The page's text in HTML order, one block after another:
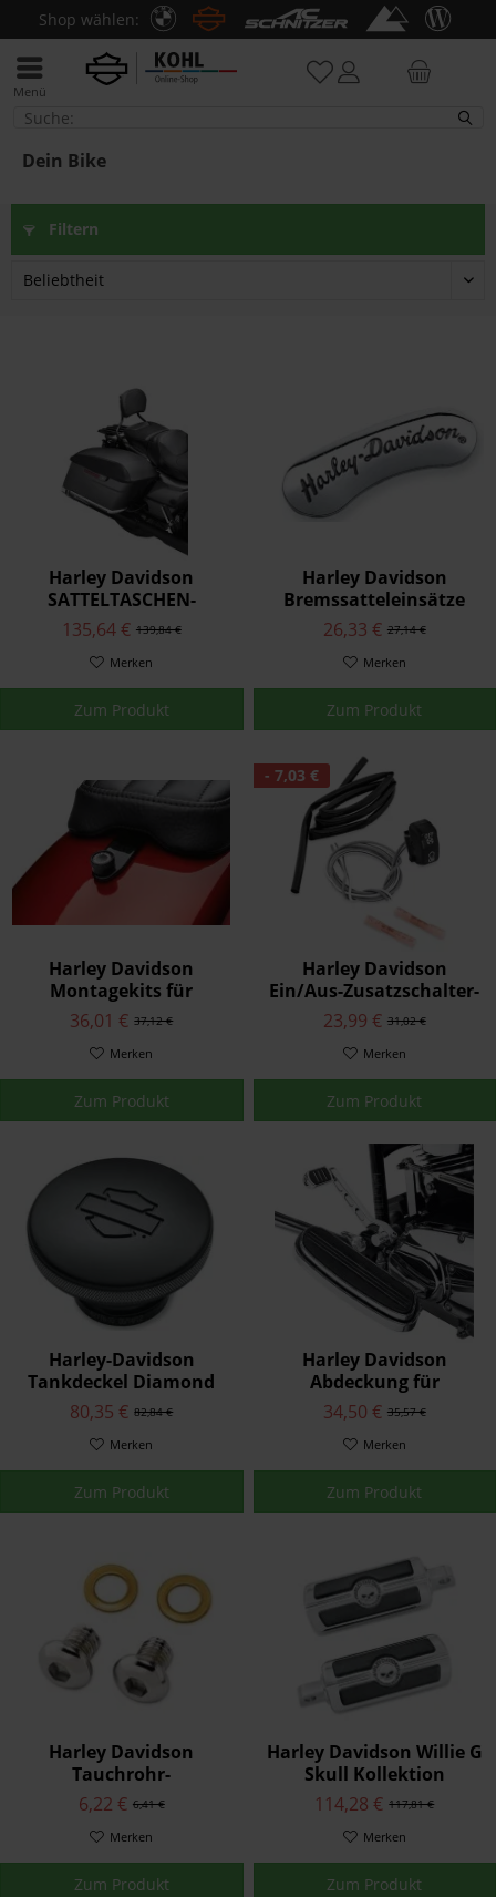
Shop wählen:
Menü
Dein Bike
Dein Bike
Filtern
Harley Davidson
SATTELTASCHEN-
DECKELSCHONER
90200992
139,84 €
135,64 €
Merken
Zum Produkt
Harley Davidson
Bremssatteleinsätze
44476-99
27,14 €
26,33 €
Merken
Zum Produkt
Harley Davidson
Montagekits für
abnehmbaren Sitz
10500093
37,12 €
36,01 €
Merken
Zum Produkt
- 7,03 €
Harley Davidson
Ein/Aus-Zusatzschalter-
Kit 71718-02
31,02 €
23,99 €
Merken
Zum Produkt
Harley-Davidson
Tankdeckel Diamond
Black Rechte Seite
61100126A
82,84 €
80,35 €
Merken
Zum Produkt
Harley Davidson
Abdeckung für
Schaltwippenachse
35471-05
35,57 €
34,50 €
Merken
Zum Produkt
Harley Davidson
Tauchrohr-
Ablassschrauben -
Chrom 45848-03
6,41 €
6,22 €
Merken
Zum Produkt
Harley Davidson Willie G
Skull Kollektion
Fußrasten Chrom 50370-
04
117,81 €
114,28 €
Merken
Zum Produkt